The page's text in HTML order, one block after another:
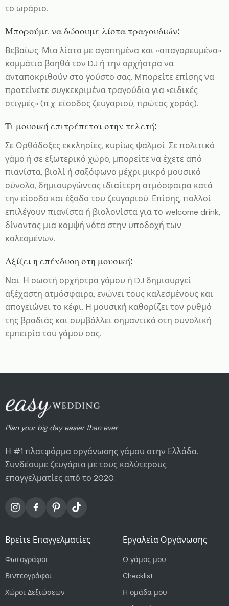
το ωράριο.
Μπορούμε να δώσουμε λίστα τραγουδιών;
Βεβαίως. Μια λίστα με αγαπημένα και «απαγορευμένα»
κομμάτια βοηθά τον DJ ή την ορχήστρα να
ανταποκριθούν στο γούστο σας. Μπορείτε επίσης να
προτείνετε συγκεκριμένα τραγούδια για «ειδικές
στιγμές» (π.χ. είσοδος ζευγαριού, πρώτος χορός).
Τι μουσική επιτρέπεται στην τελετή;
Σε Ορθόδοξες εκκλησίες, κυρίως ψαλμοί. Σε πολιτικό
γάμο ή σε εξωτερικό χώρο, μπορείτε να έχετε από
πιανίστα, βιολί ή σαξόφωνο μέχρι μικρό μουσικό
σύνολο, δημιουργώντας ιδιαίτερη ατμόσφαιρα κατά
την είσοδο και έξοδο του ζευγαριού. Επίσης, πολλοί
επιλέγουν πιανίστα ή βιολονίστα για το welcome drink,
δίνοντας μια κομψή νότα στην υποδοχή των
καλεσμένων.
Αξίζει η επένδυση στη μουσική;
Ναι. Η σωστή ορχήστρα γάμου ή DJ δημιουργεί
αξέχαστη ατμόσφαιρα, ενώνει τους καλεσμένους και
απογειώνει το κέφι. Η μουσική καθορίζει τον ρυθμό
της βραδιάς και συμβάλλει σημαντικά στη συνολική
εμπειρία του γάμου σας.
Plan your big day easier than ever
Η #1 πλατφόρμα οργάνωσης γάμου στην Ελλάδα.
Συνδέουμε ζευγάρια με τους καλύτερους
επαγγελματίες από το 2020.
Βρείτε Επαγγελματίες
Φωτογράφοι
Βιντεογράφοι
Χώροι Δεξιώσεων
Εργαλεία Οργάνωσης
Ο γάμος μου
Checklist
Η ομάδα μου